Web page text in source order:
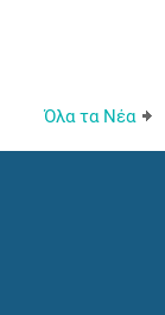
Όλα τα Νέα